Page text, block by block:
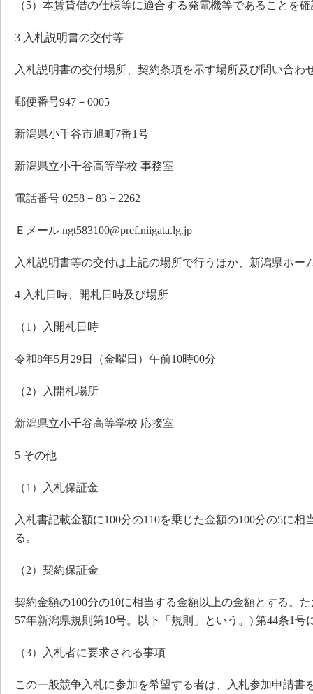
（5）本賃貸借の仕様等に適合する発電機等であることを
3 入札説明書の交付等
入札説明書の交付場所、契約条項を示す場所及び問い合わ
郵便番号947－0005
新潟県小千谷市旭町7番1号
新潟県立小千谷高等学校 事務室
電話番号 0258－83－2262
Ｅメール ngt583100@pref.niigata.lg.jp
入札説明書等の交付は上記の場所で行うほか、新潟県ホー
4 入札日時、開札日時及び場所
（1）入開札日時
令和8年5月29日（金曜日）午前10時00分
（2）入開札場所
新潟県立小千谷高等学校 応接室
5 その他
（1）入札保証金
入札書記載金額に100分の110を乗じた金額の100分の5に相
る。
（2）契約保証金
契約金額の100分の10に相当する金額以上の金額とする。
57年新潟県規則第10号。以下「規則」という。) 第44条1
（3）入札者に要求される事項
この一般競争入札に参加を希望する者は、入札参加申請書